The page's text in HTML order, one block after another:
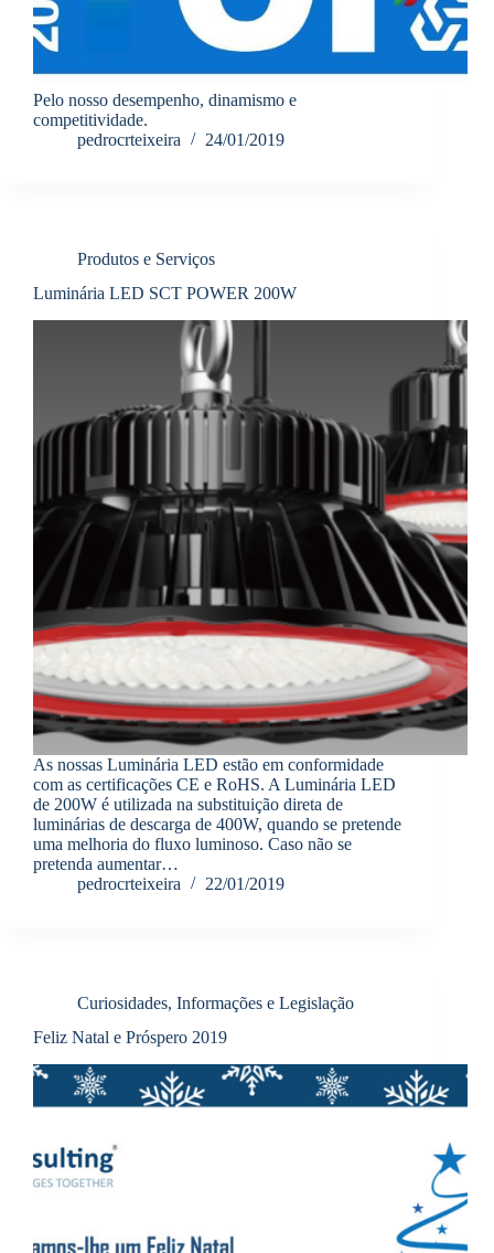
Pelo nosso desempenho, dinamismo e
competitividade.
pedrocrteixeira
24/01/2019
Produtos e Serviços
Luminária LED SCT POWER 200W
As nossas Luminária LED estão em conformidade
com as certificações CE e RoHS. A Luminária LED
de 200W é utilizada na substituição direta de
luminárias de descarga de 400W, quando se pretende
uma melhoria do fluxo luminoso. Caso não se
pretenda aumentar…
pedrocrteixeira
22/01/2019
Curiosidades, Informações e Legislação
Feliz Natal e Próspero 2019